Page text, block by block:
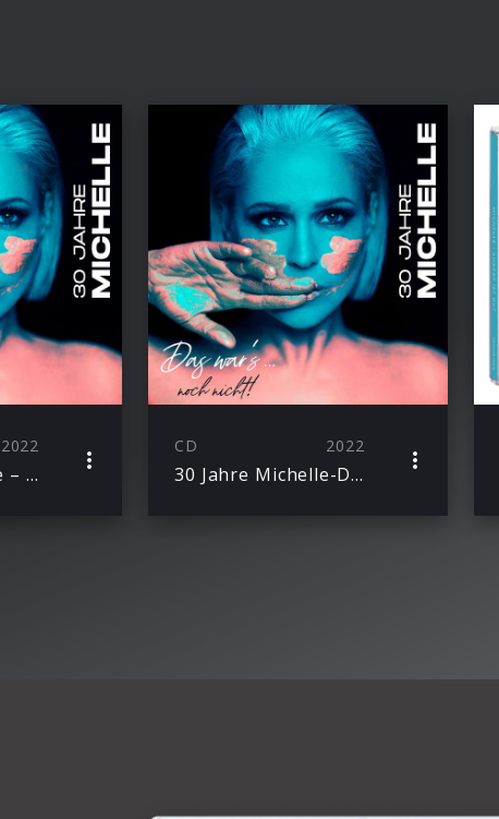
2022
30 Jahre Michelle – Das war’s noch nicht!
CD 2022
30 Jahre Michelle-Das war’s… noch nicht!(Deluxe)